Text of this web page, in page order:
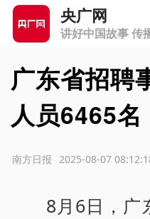
央广网
讲好中国故事 传
广东省招聘
人员6465名
2025-08-07
南方日报
8月6日，广